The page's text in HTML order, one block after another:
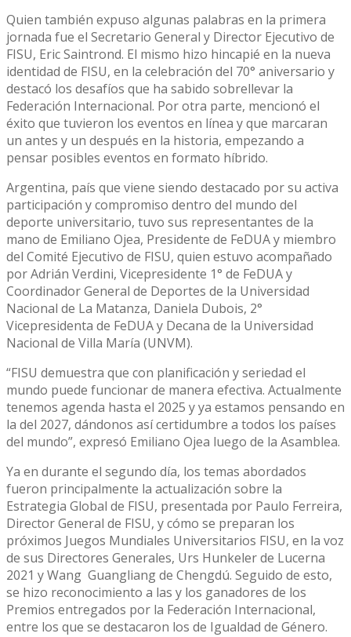
Quien también expuso algunas palabras en la primera
jornada fue el Secretario General y Director Ejecutivo de
FISU, Eric Saintrond. El mismo hizo hincapié en la nueva
identidad de FISU, en la celebración del 70° aniversario y
destacó los desafíos que ha sabido sobrellevar la
Federación Internacional. Por otra parte, mencionó el
éxito que tuvieron los eventos en línea y que marcaran
un antes y un después en la historia, empezando a
pensar posibles eventos en formato híbrido.
Argentina, país que viene siendo destacado por su activa
participación y compromiso dentro del mundo del
deporte universitario, tuvo sus representantes de la
mano de Emiliano Ojea, Presidente de FeDUA y miembro
del Comité Ejecutivo de FISU, quien estuvo acompañado
por Adrián Verdini, Vicepresidente 1° de FeDUA y
Coordinador General de Deportes de la Universidad
Nacional de La Matanza, Daniela Dubois, 2°
Vicepresidenta de FeDUA y Decana de la Universidad
Nacional de Villa María (UNVM).
“FISU demuestra que con planificación y seriedad el
mundo puede funcionar de manera efectiva. Actualmente
tenemos agenda hasta el 2025 y ya estamos pensando en
la del 2027, dándonos así certidumbre a todos los países
del mundo”, expresó Emiliano Ojea luego de la Asamblea.
Ya en durante el segundo día, los temas abordados
fueron principalmente la actualización sobre la
Estrategia Global de FISU, presentada por Paulo Ferreira,
Director General de FISU, y cómo se preparan los
próximos Juegos Mundiales Universitarios FISU, en la voz
de sus Directores Generales, Urs Hunkeler de Lucerna
2021 y Wang Guangliang de Chengdú. Seguido de esto,
se hizo reconocimiento a las y los ganadores de los
Premios entregados por la Federación Internacional,
entre los que se destacaron los de Igualdad de Género.